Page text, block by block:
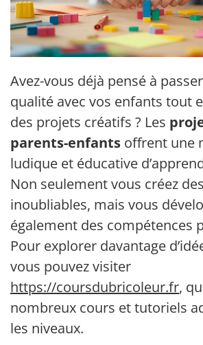
Avez-vous déjà pensé à
qualité avec vos enfants tout
des projets créatifs ? Les
parents-enfants offrent une
ludique et éducative
Non seulement vous créez
inoubliables, mais vous
également des compétences
Pour explorer davantage
vous pouvez visiter
https://coursdubricoleur.fr,
nombreux cours et tutoriels
les niveaux.